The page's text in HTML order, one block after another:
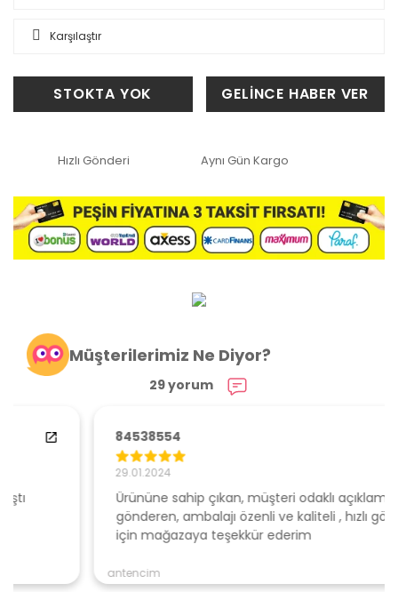
Karşılaştır
STOKTA YOK GELİNCE HABER VER
Hızlı Gönderi Aynı Gün Kargo
Müşterilerimiz Ne Diyor?
29 yorum
84538554
Ürününe sahip çıkan, müşteri odaklı açıklamalar ile
gönderen, ambalajı özenli ve kaliteli , hızlı gönderi
için mağazaya teşekkür ederim
antencim